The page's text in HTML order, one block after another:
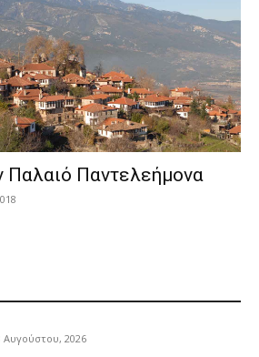
Παλαιό Παντελεήμονα
Αυγούστου, 2026